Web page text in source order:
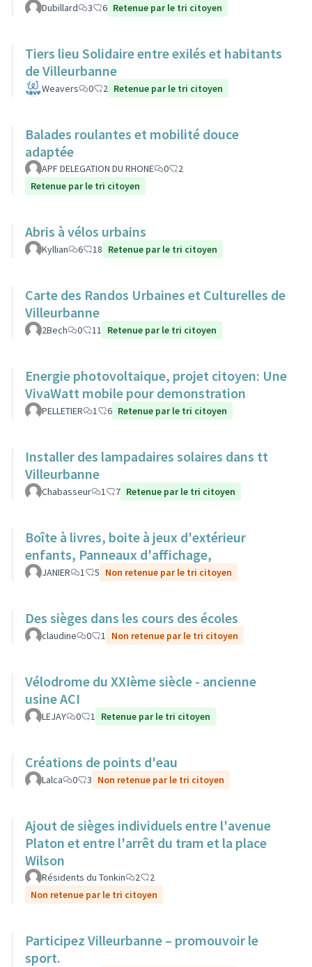
Dubillard 3 6 Retenue par le tri citoyen
Tiers lieu Solidaire entre exilés et habitants
de Villeurbanne
Weavers 0 2 Retenue par le tri citoyen
Balades roulantes et mobilité douce
adaptée
APF DELEGATION DU RHONE 0
2
Retenue par le tri citoyen
Abris à vélos urbains
Kyllian 6 18 Retenue par le tri citoyen
Carte des Randos Urbaines et Culturelles de
Villeurbanne
2Bech 0 11 Retenue par le tri citoyen
Energie photovoltaique, projet citoyen: Une
VivaWatt mobile pour demonstration
PELLETIER 1 6 Retenue par le tri citoyen
Installer des lampadaires solaires dans tt
Villeurbanne
Chabasseur 1 7 Retenue par le tri citoyen
Boîte à livres, boite à jeux d'extérieur
enfants, Panneaux d'affichage,
JANIER 1 5 Non retenue par le tri citoyen
Des sièges dans les cours des écoles
claudine 0 1 Non retenue par le tri citoyen
Vélodrome du XXIème siècle - ancienne
usine ACI
LEJAY 0 1 Retenue par le tri citoyen
Créations de points d'eau
Lalca 0 3 Non retenue par le tri citoyen
Ajout de sièges individuels entre l'avenue
Platon et entre l'arrêt du tram et la place
Wilson
Résidents du Tonkin 2
2
Non retenue par le tri citoyen
Participez Villeurbanne – promouvoir le
sport.